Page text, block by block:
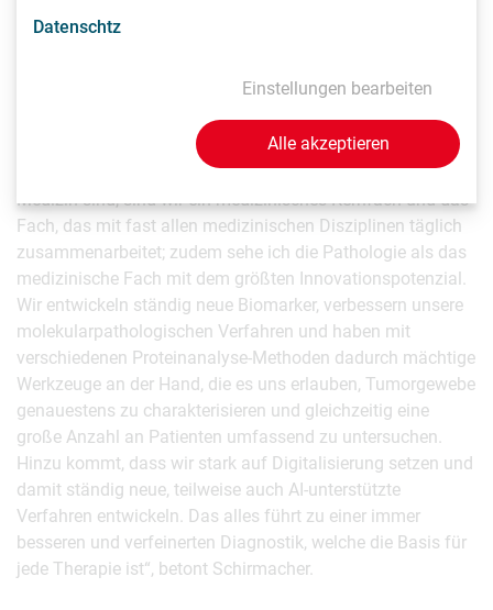
Pathologie als treibende Innovationskraft
„Auch wenn wir eher ein kleineres Fachgebiet in der
Medizin sind, sind wir ein medizinisches Kernfach und das
Fach, das mit fast allen medizinischen Disziplinen täglich
zusammenarbeitet; zudem sehe ich die Pathologie als das
medizinische Fach mit dem größten Innovationspotenzial.
Wir entwickeln ständig neue Biomarker, verbessern unsere
molekularpathologischen Verfahren und haben mit
verschiedenen Proteinanalyse-Methoden dadurch mächtige
Werkzeuge an der Hand, die es uns erlauben, Tumorgewebe
genauestens zu charakterisieren und gleichzeitig eine
große Anzahl an Patienten umfassend zu untersuchen.
Hinzu kommt, dass wir stark auf Digitalisierung setzen und
damit ständig neue, teilweise auch AI-unterstützte
Verfahren entwickeln. Das alles führt zu einer immer
besseren und verfeinerten Diagnostik, welche die Basis für
jede Therapie ist“, betont Schirmacher.
Datenschtz
Einstellungen bearbeiten
Alle akzeptieren